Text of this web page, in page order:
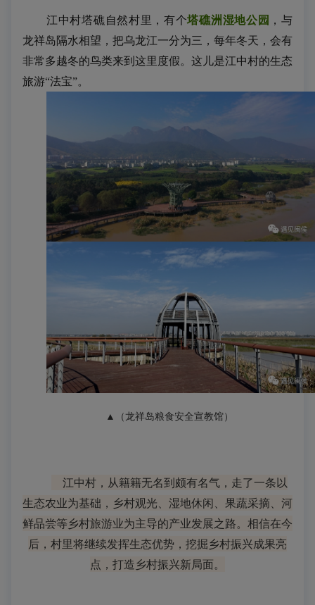
江中村塔礁自然村里，有个塔礁洲湿地公园 ，与
龙祥岛隔水相望，把乌龙江一分为三，每年冬天，会有
非常多越冬的鸟类来到这里度假。这儿是江中村的生态
旅游“法宝”。
▲（龙祥岛粮食安全宣教馆）
江中村，从籍籍无名到颇有名气，走了一条以
生态农业为基础，乡村观光、湿地休闲、果蔬采摘、河
鲜品尝等乡村旅游业为主导的产业发展之路。相信在今
后，村里将继续发挥生态优势，挖掘乡村振兴成果亮
点，打造乡村振兴新局面。